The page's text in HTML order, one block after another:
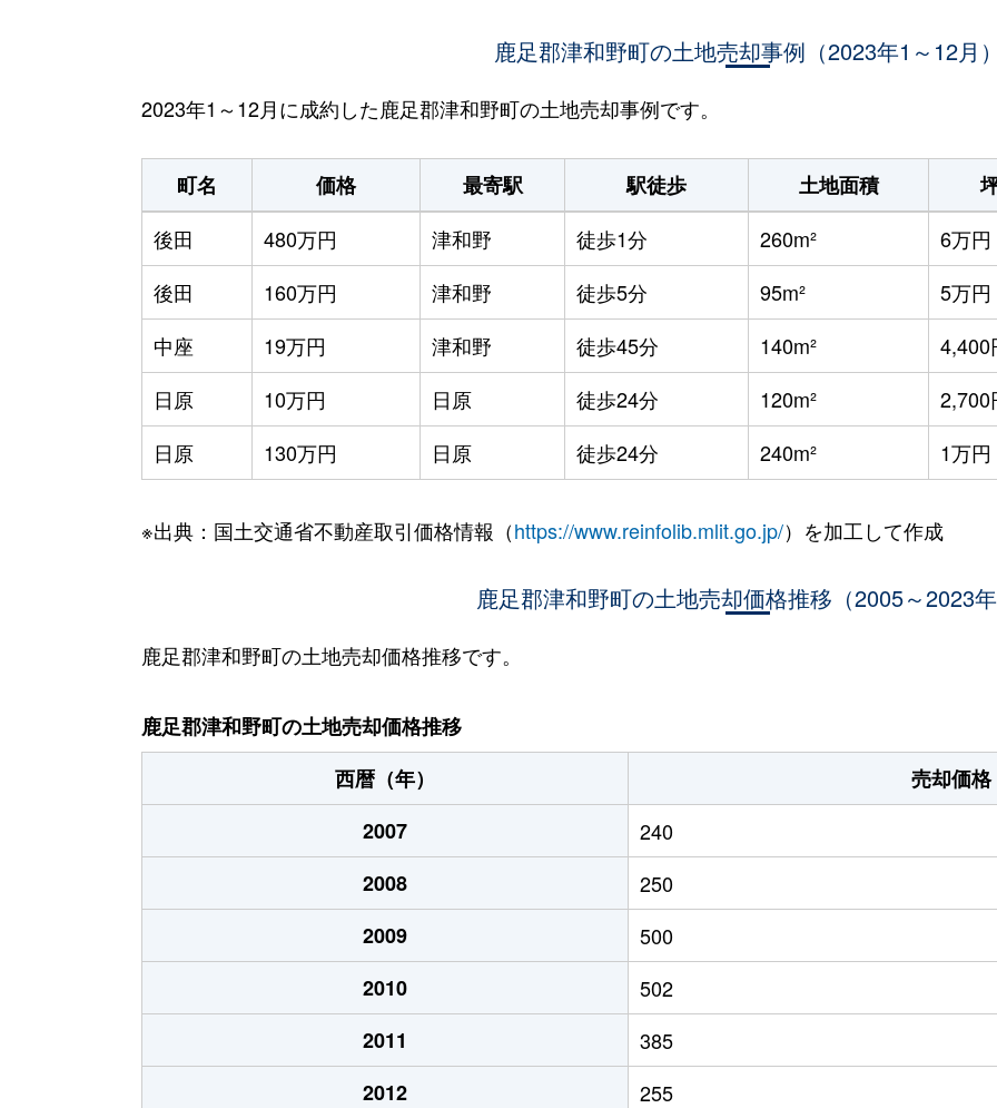
鹿足郡津和野町の土地売却事例（2023年1～12月
2023年1～12月に成約した鹿足郡津和野町の土地売却事例です。
町名 価格 最寄駅 駅徒歩 土地面積
後田
480万円 津和野 徒歩1分 260m²
6万円
後田
160万円 津和野 徒歩5分 95m²
5万円
中座
19万円 津和野 徒歩45分 140m²
4,400
日原
10万円 日原 徒歩24分 120m²
2,700
日原
130万円 日原 徒歩24分 240m² 1万円
※出典：国土交通省不動産取引価格情報（https://www.reinfolib.mlit.go.jp/）を加工して作成
鹿足郡津和野町の土地売却価格推移（2005～2023
鹿足郡津和野町の土地売却価格推移です。
鹿足郡津和野町の土地売却価格推移
西暦（年）
売却価
2007
240
2008
250
2009
500
2010
502
2011
385
2012
255